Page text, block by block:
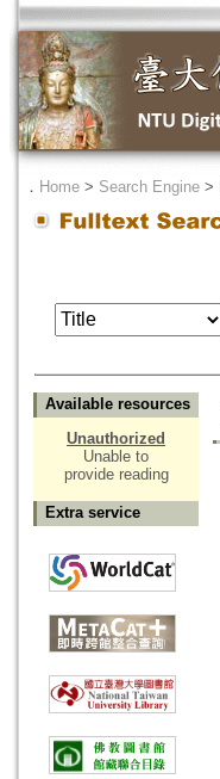
． Home > Search Engine >
Available resources
Unauthorized
Unable to
provide reading
Extra service